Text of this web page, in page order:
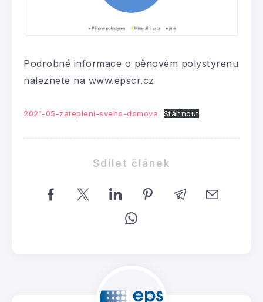
Podrobné informace o pěnovém polystyrenu
naleznete na www.epscr.cz
2021-05-zatepleni-sveho-domova Stáhnout
Sdílet článek